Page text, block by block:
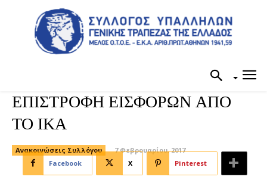
ΕΠΙΣΤΡΟΦΗ ΕΙΣΦΟΡΩΝ ΑΠΟ
ΤΟ ΙΚΑ
Ανακοινώσεις Συλλόγου
7 Φεβρουαρίου, 2017
Facebook
X Pinterest